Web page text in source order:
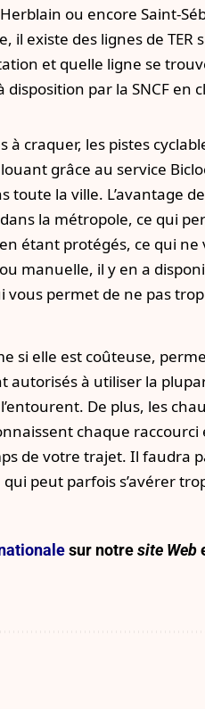
ou encore Saint-
existe des lignes de TER
et quelle ligne se
disposition par la SNCF en
craquer, les pistes
grâce au service
la ville. L’avantage de
la métropole, ce qui
étant protégés, ce qui ne
manuelle, il y en a
permet de ne pas
si elle est coûteuse,
autorisés à utiliser la
De plus, les
chaque
de votre trajet. Il faudra
peut parfois s’avérer
sur notresite Web